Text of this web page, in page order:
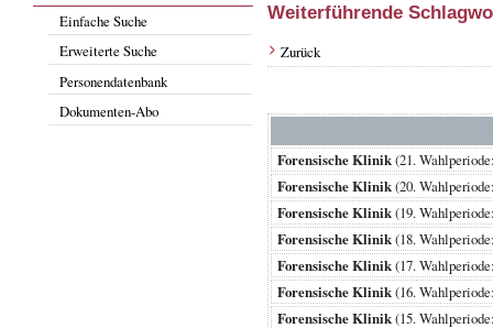
Einfache Suche
Erweiterte Suche
Personendatenbank
Dokumenten-Abo
Weiterführende
Zurück
Forensische Klinik(21.
Forensische Klinik(20.
Forensische Klinik(19.
Forensische Klinik(18.
Forensische Klinik(17.
Forensische Klinik(16.
Forensische Klinik(15.